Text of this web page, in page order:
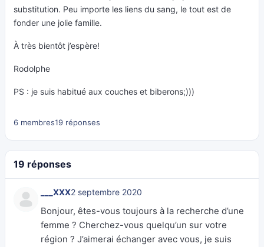
substitution. Peu importe les liens du sang, le tout est de
fonder une jolie famille.
À très bientôt j’espère!
Rodolphe
PS : je suis habitué aux couches et biberons;)))
6 membres19 réponses
19 réponses
___XXX2 septembre 2020
Bonjour, êtes-vous toujours à la recherche d’une
femme ? Cherchez-vous quelqu’un sur votre
région ? J’aimerai échanger avec vous, je suis